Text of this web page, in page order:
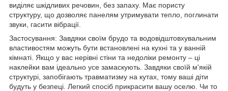
виділяє шкідливих речовин, без запаху. Має пористу
структуру, що дозволяє панелям утримувати тепло, поглинати
звуки, гасити вібрації.
Застосування: Завдяки своїм брудо та водовідштовхувальним
властивостям можуть бути встановлені на кухні та у ванній
кімнаті. Якщо у вас нерівні стіни та недоліки ремонту – ці
наклейки вам ідеально усе замаскують. Завдяки своїй м'якій
структурі, запобігають травматизму на кутах, тому ваші діти
будуть у безпеці. Легкий спосіб прикрасити вашу оселю. Чи то